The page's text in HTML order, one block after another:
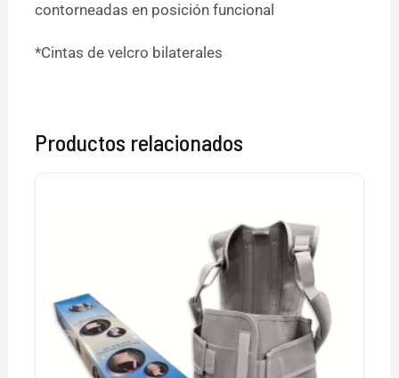
contorneadas en posición funcional
*Cintas de velcro bilaterales
Productos relacionados